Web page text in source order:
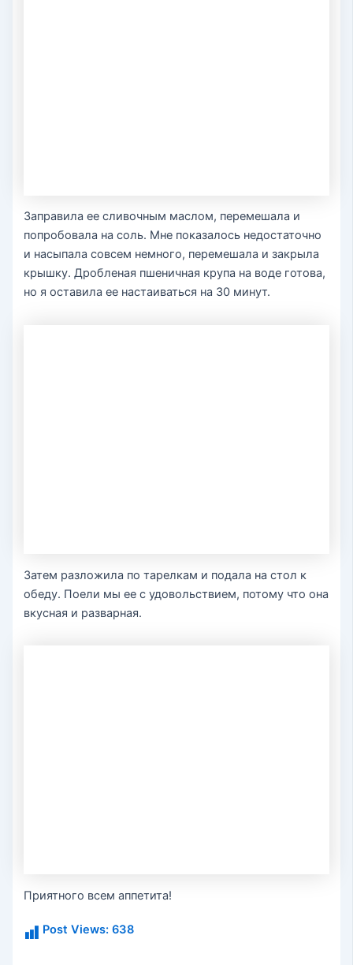
Заправила ее сливочным маслом, перемешала и
попробовала на соль. Мне показалось недостаточно
и насыпала совсем немного, перемешала и закрыла
крышку. Дробленая пшеничная крупа на воде готова,
но я оставила ее настаиваться на 30 минут.
Затем разложила по тарелкам и подала на стол к
обеду. Поели мы ее с удовольствием, потому что она
вкусная и разварная.
Приятного всем аппетита!
Post Views: 638